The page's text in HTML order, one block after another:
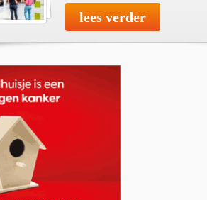
lees verder